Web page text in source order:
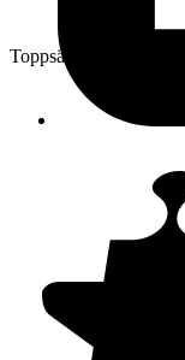
Toppsäljare